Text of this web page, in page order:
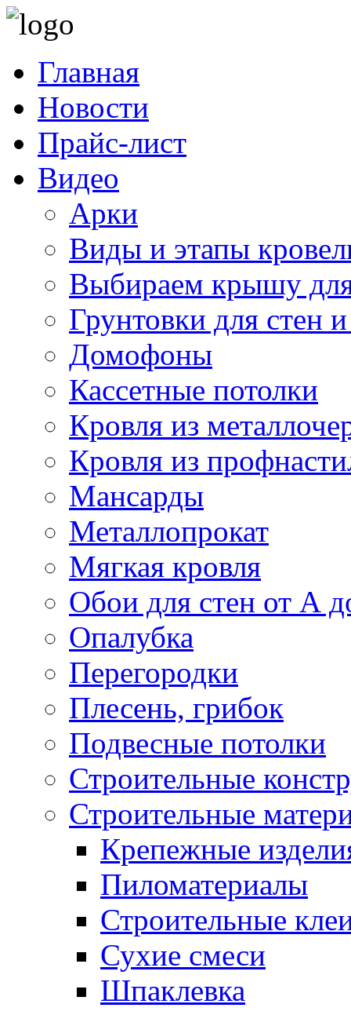
Главная
Новости
Прайс-лист
Видео
Арки
Виды и этапы
Выбираем крышу
Грунтовки для стен
Домофоны
Кассетные потолки
Кровля из
Кровля из
Мансарды
Металлопрокат
Мягкая кровля
Обои для стен от А
Опалубка
Перегородки
Плесень, грибок
Подвесные потолки
Строительные
Строительные
Крепежные
Пиломатериалы
Строительные
Сухие смеси
Шпаклевка